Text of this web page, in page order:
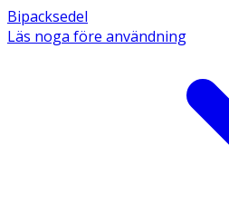
Bipacksedel
Läs noga före användning